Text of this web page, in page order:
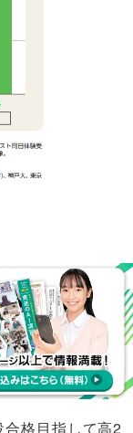
格目指して高2